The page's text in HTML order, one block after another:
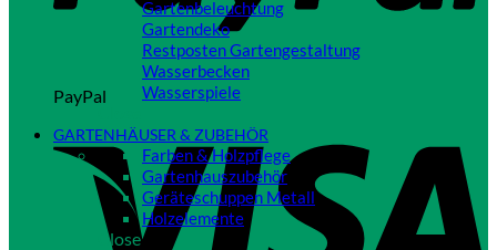
PayPal
Gartenbeleuchtung
Gartendeko
Restposten Gartengestaltung
Wasserbecken
Wasserspiele
GARTENHÄUSER & ZUBEHÖR
Farben & Holzpflege
Gartenhauszubehör
Geräteschuppen Metall
Holzelemente
Close